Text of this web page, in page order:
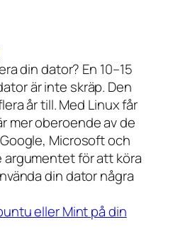
din dator? En 10–15
är inte skräp. Den
år till. Med Linux får
mer oberoende av de
Microsoft och
argumentet för att köra
din dator några
eller Mint på din